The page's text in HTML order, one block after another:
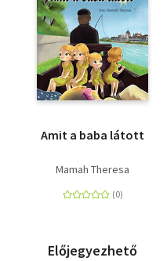
Amit a baba látott
Mamah Theresa
Előjegyezhető